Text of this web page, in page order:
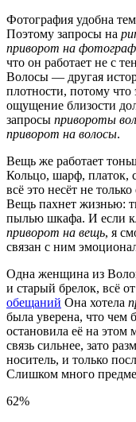
Фотография удобна
Поэтому запросы на
приворот на
что он работает не с
Волосы — другая
плотности, потому что
ощущение близости
запросы привороты
приворот на волосы.
Вещь же работает
Кольцо, шарф, платок,
всё это несёт не
Вещь пахнет жизнью:
пылью шкафа. И если
приворот на вещь, я
связан с ним
Одна женщина из
и старый брелок, всё
обещаний Она хотела
была уверена, что чем
остановила её на этом
связь сильнее, зато
носитель, и только
Слишком много
62%